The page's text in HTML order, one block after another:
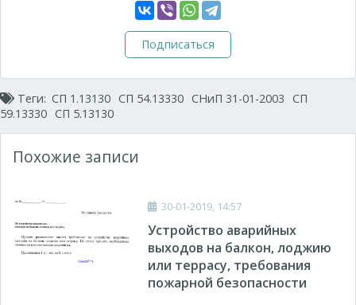
Подписаться
Теги: СП 1.13130 СП 54.13330 СНиП 31-01-2003 СП
59.13330 СП 5.13130
Похожие записи
30-01-2019, 14:57
Устройство аварийных
выходов на балкон, лоджию
или террасу, требования
пожарной безопасности